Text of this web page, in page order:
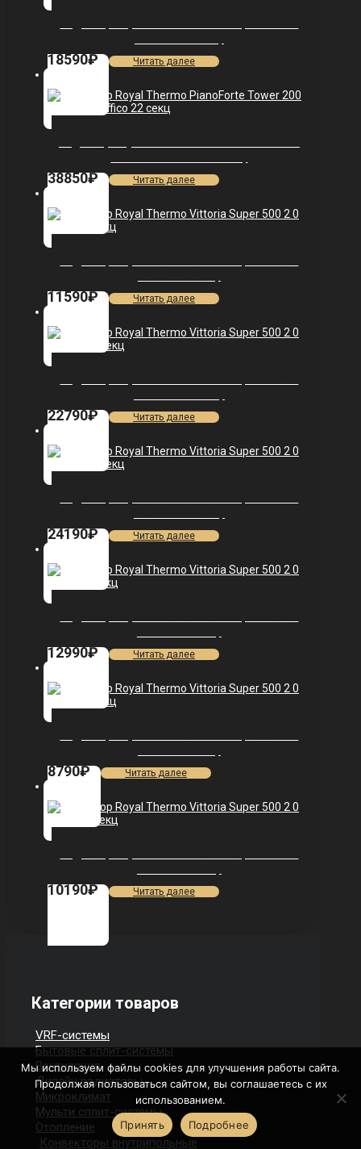
18590₽ Читать далее
38850₽ Читать далее
11590₽ Читать далее
22790₽ Читать далее
24190₽ Читать далее
12990₽ Читать далее
8790₽ Читать далее
10190₽ Читать далее
Категории товаров
VRF-системы
Бытовые сплит-системы
Вентиляция
Дизайн радиаторы
Микроклимат
Мульти сплит-системы
Отопление
Конвекторы внутрипольные
Мы используем файлы cookies для улучшения работы сайта.
Продолжая пользоваться сайтом, вы соглашаетесь с их
использованием.
Принять
Подробнее